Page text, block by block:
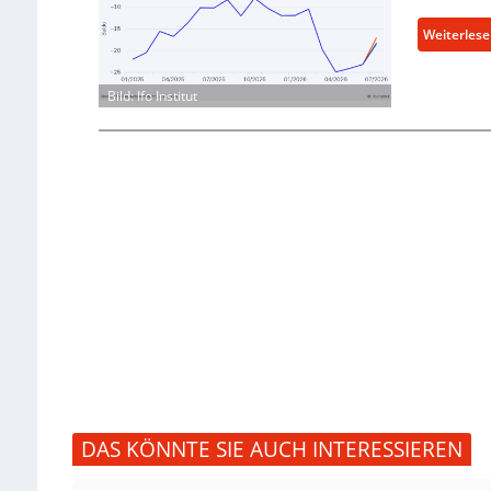
Bild: Ifo Institut
DAS KÖNNTE SIE AUCH INTERESSIEREN